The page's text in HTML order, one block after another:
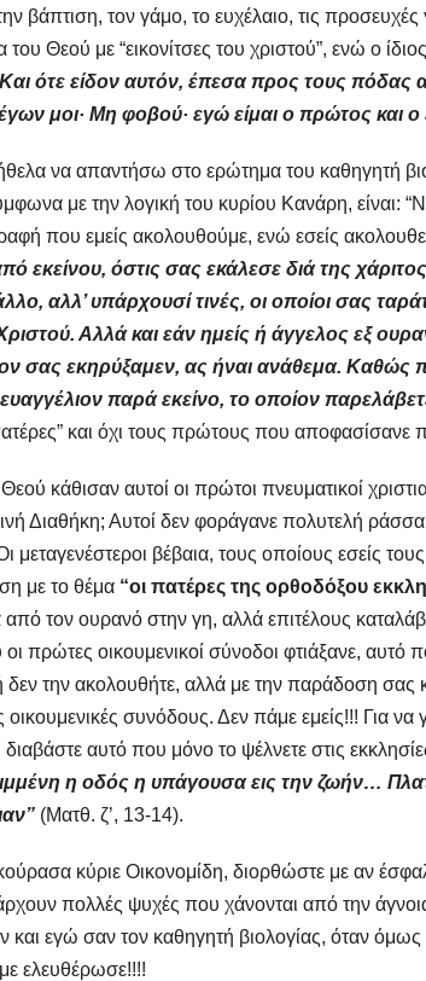
βάπτιση, τον γάμο, το ευχέλαιο, τις προσευχές
του Θεού με “εικονίτσες του χριστού”, ενώ ο
ότε είδον αυτόν, έπεσα προς τους πόδας
μοι· Μη φοβού· εγώ είμαι ο πρώτος και
να απαντήσω στο ερώτημα του καθηγητή
με την λογική του κυρίου Κανάρη, είναι:
που εμείς ακολουθούμε, ενώ εσείς
εκείνου, όστις σας εκάλεσε διά της
αλλ’ υπάρχουσί τινές, οι οποίοι σας
Αλλά και εάν ημείς ή άγγελος εξ
σας εκηρύξαμεν, ας ήναι ανάθεμα. Καθώς
παρά εκείνο, το οποίον
και όχι τους πρώτους που αποφασίσανε
κάθισαν αυτοί οι πρώτοι πνευματικοί
Διαθήκη; Αυτοί δεν φοράγανε πολυτελή ράσσα
βέβαια, τους οποίους εσείς
με το θέμα “οι πατέρες της ορθοδόξου
τον ουρανό στην γη, αλλά επιτέλους
πρώτες οικουμενικοί σύνοδοι φτιάξανε, αυτό
δεν την ακολουθήτε, αλλά με την παράδοση σας
οικουμενικές συνόδους. Δεν πάμε εμείς!!! Για
διαβάστε αυτό που μόνο το ψέλνετε στις
η οδός η υπάγουσα εις την ζωήν…
(Ματθ. ζ’, 13-14).
κύριε Οικονομίδη, διορθώστε με αν
πολλές ψυχές που χάνονται από την
εγώ σαν τον καθηγητή βιολογίας, όταν
ελευθέρωσε!!!!